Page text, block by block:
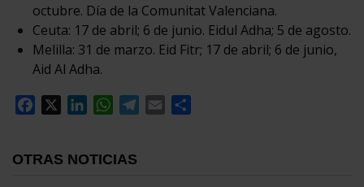
octubre. Día de la Comunitat Valenciana.
Ceuta: 17 de abril; 6 de junio. Eidul Adha; 5 de agosto.
Melilla: 31 de marzo. Eid Fitr; 17 de abril; 6 de junio,
Aid Al Adha.
Facebook
LinkedInWhatsApp
Telegram
Email
OTRAS NOTICIAS